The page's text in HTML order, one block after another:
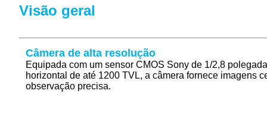
Visão geral
Câmera de alta resolução
Equipada com um sensor CMOS Sony de 1/2,8
horizontal de até 1200 TVL, a câmera fornece imagens
observação precisa.